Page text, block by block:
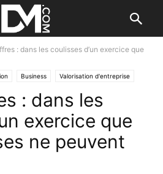
: dans les coulisses d’un exercice que
Business Valorisation d'entreprise
: dans les
exercice que
ne peuvent